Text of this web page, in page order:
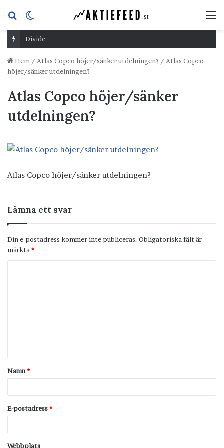
Sök
efterskin
Dividend Overshoot Day
Hem / Atlas Copco höjer/sänker utdelningen? / Atlas Copco
höjer/sänker utdelningen?
Atlas Copco höjer/sänker
utdelningen?
Atlas Copco höjer/sänker utdelningen?
Lämna ett svar
Din e-postadress kommer inte publiceras. Obligatoriska fält är
märkta *
t
a
Namn*
E-postadress*
Webbplats